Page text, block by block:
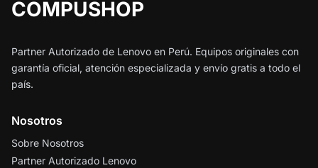
COMPUSHOP
Partner Autorizado de Lenovo en Perú. Equipos originales con
garantía oficial, atención especializada y envío gratis a todo el
país.
Nosotros
Sobre Nosotros
Partner Autorizado Lenovo